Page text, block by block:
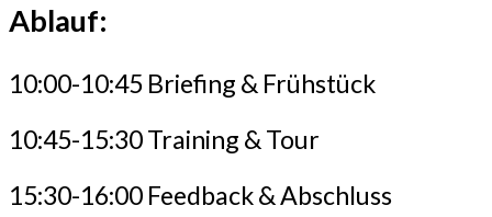
Ablauf:
10:00-10:45 Briefing & Frühstück
10:45-15:30 Training & Tour
15:30-16:00 Feedback & Abschluss